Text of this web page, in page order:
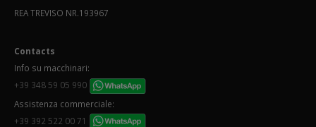
REA TREVISO NR.193967
Contacts
Info su macchinari:
+39 348 59 05 990
Assistenza commerciale:
+39 392 522 00 71